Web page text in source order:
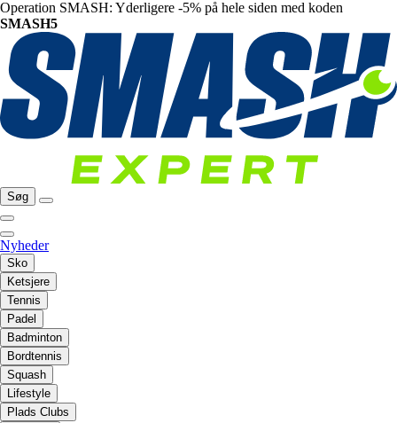
Operation SMASH: Yderligere -5% på hele siden med koden
SMASH5
Søg
Nyheder
Sko
Ketsjere
Tennis
Padel
Badminton
Bordtennis
Squash
Lifestyle
Plads Clubs